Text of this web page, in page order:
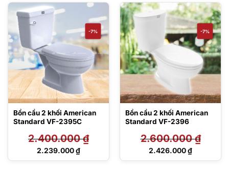
2.950.000 ₫.
là:
2.752.000 ₫.
2.400.000 ₫.
tại
là:
2.239.000 ₫.
-7%
Bồn cầu 2 khối American
Standard VF-2395C
2.400.000₫
Giá
2.239.000₫
Giá
-7%
Bồn cầu 2 khối American
Standard VF-2396
2.600.000₫
Giá
2.426.000₫
Giá